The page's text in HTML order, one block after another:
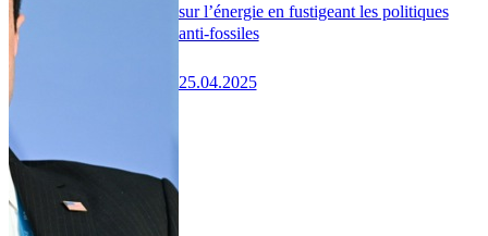
sur l’énergie en fustigeant les politiques
anti-fossiles
25.04.2025